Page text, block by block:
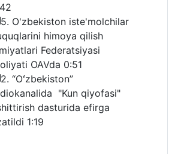
5. O'zbekiston iste'molchilar
himoya qilish
Federatsiyasi
OAVda 0:51
2. “Oʻzbekiston”
"Kun qiyofasi"
dasturida efirga
1:19